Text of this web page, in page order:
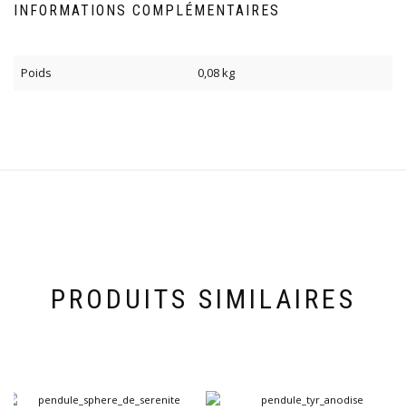
INFORMATIONS COMPLÉMENTAIRES
Poids 0,08 kg
PRODUITS SIMILAIRES